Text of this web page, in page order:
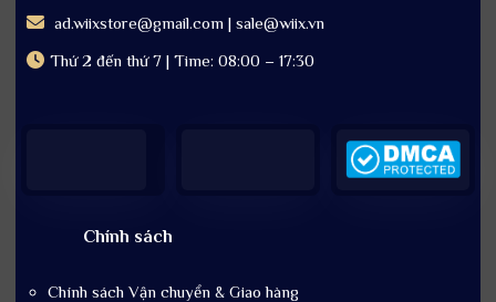
ad.wiixstore@gmail.com | sale@wiix.vn
Thứ 2 đến thứ 7 | Time: 08:00 – 17:30
Chính sách
Chính sách Vận chuyển & Giao hàng